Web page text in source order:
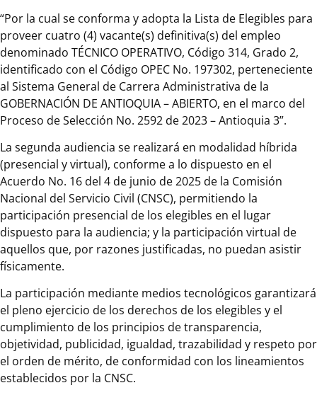
“Por la cual se conforma y adopta la Lista de Elegibles para
proveer cuatro (4) vacante(s) definitiva(s) del empleo
denominado TÉCNICO OPERATIVO, Código 314, Grado 2,
identificado con el Código OPEC No. 197302, perteneciente
al Sistema General de Carrera Administrativa de la
GOBERNACIÓN DE ANTIOQUIA – ABIERTO, en el marco del
Proceso de Selección No. 2592 de 2023 – Antioquia 3”.
La segunda audiencia se realizará en modalidad híbrida
(presencial y virtual), conforme a lo dispuesto en el
Acuerdo No. 16 del 4 de junio de 2025 de la Comisión
Nacional del Servicio Civil (CNSC), permitiendo la
participación presencial de los elegibles en el lugar
dispuesto para la audiencia; y la participación virtual de
aquellos que, por razones justificadas, no puedan asistir
físicamente.
La participación mediante medios tecnológicos garantizará
el pleno ejercicio de los derechos de los elegibles y el
cumplimiento de los principios de transparencia,
objetividad, publicidad, igualdad, trazabilidad y respeto por
el orden de mérito, de conformidad con los lineamientos
establecidos por la CNSC.